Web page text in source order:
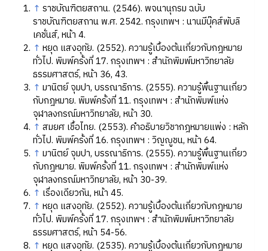
↑ ราชบัณฑิตยสถาน. (2546). พจนานุกรม ฉบับ
ราชบัณฑิตยสถาน พ.ศ. 2542. กรุงเทพฯ : นานมีบุ๊คส์พับลิ
เคชั่นส์, หน้า 4.
↑ หยุด แสงอุทัย. (2552). ความรู้เบื้องต้นเกี่ยวกับกฎหมาย
ทั่วไป. พิมพ์ครั้งที่ 17. กรุงเทพฯ : สำนักพิมพ์มหาวิทยาลัย
ธรรมศาสตร์, หน้า 36, 43.
↑ มานิตย์ จุมปา, บรรณาธิการ. (2555). ความรู้พื้นฐานเกี่ยว
กับกฎหมาย. พิมพ์ครั้งที่ 11. กรุงเทพฯ : สำนักพิมพ์แห่ง
จุฬาลงกรณ์มหาวิทยาลัย, หน้า 30.
↑ สมยศ เชื้อไทย. (2553). คำอธิบายวิชากฎหมายแพ่ง : หลัก
ทั่วไป. พิมพ์ครั้งที่ 16. กรุงเทพฯ : วิญญูชน, หน้า 64.
↑ มานิตย์ จุมปา, บรรณาธิการ. (2555). ความรู้พื้นฐานเกี่ยว
กับกฎหมาย. พิมพ์ครั้งที่ 11. กรุงเทพฯ : สำนักพิมพ์แห่ง
จุฬาลงกรณ์มหาวิทยาลัย, หน้า 30-39.
↑ เรื่องเดียวกัน, หน้า 45.
↑ หยุด แสงอุทัย. (2552). ความรู้เบื้องต้นเกี่ยวกับกฎหมาย
ทั่วไป. พิมพ์ครั้งที่ 17. กรุงเทพฯ : สำนักพิมพ์มหาวิทยาลัย
ธรรมศาสตร์, หน้า 54-56.
↑ หยุด แสงอุทัย. (2535). ความรู้เบื้องต้นเกี่ยวกับกฎหมาย